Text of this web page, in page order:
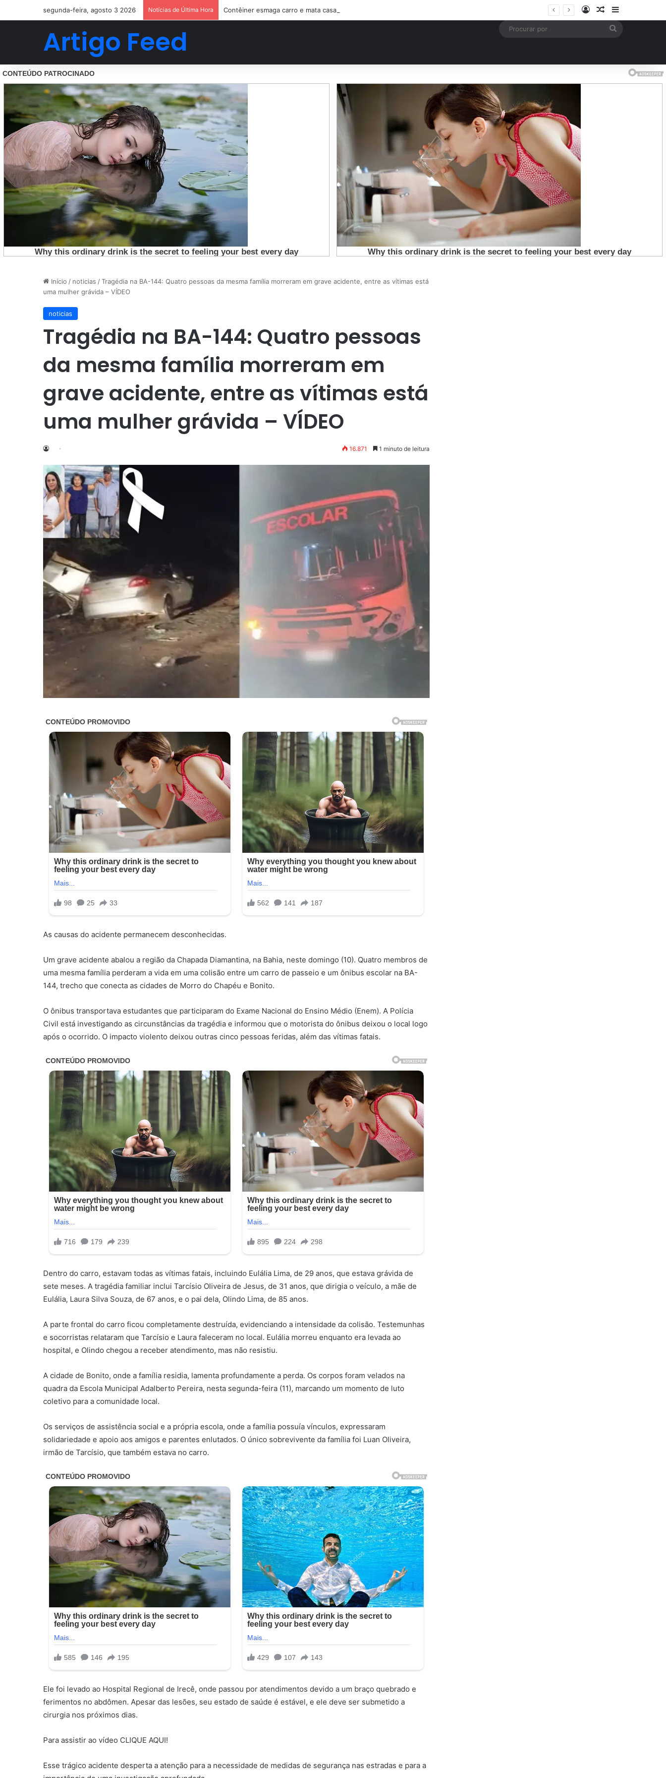
segunda-feira, agosto 3 2026 Notícias de Última Hora Contêiner esmaga carro e mata casal na BR-470; filho sobreviveu…Ver mais EntrarArtigo aleatório
Barra Lateral
Artigo Feed
Início / noticias /Tragédia na BA-144: Quatro pessoas da mesma família morreram em grave acidente, entre as vítimas está
uma mulher grávida – VÍDEO
noticias
Tragédia na BA-144: Quatro pessoas
da mesma família morreram em
grave acidente, entre as vítimas está
uma mulher grávida – VÍDEO
16.871 1 minuto de leitura
As causas do acidente permanecem desconhecidas.
Um grave acidente abalou a região da Chapada Diamantina, na Bahia, neste domingo (10). Quatro membros de
uma mesma família perderam a vida em uma colisão entre um carro de passeio e um ônibus escolar na BA-
144, trecho que conecta as cidades de Morro do Chapéu e Bonito.
O ônibus transportava estudantes que participaram do Exame Nacional do Ensino Médio (Enem). A Polícia
Civil está investigando as circunstâncias da tragédia e informou que o motorista do ônibus deixou o local logo
após o ocorrido. O impacto violento deixou outras cinco pessoas feridas, além das vítimas fatais.
Dentro do carro, estavam todas as vítimas fatais, incluindo Eulália Lima, de 29 anos, que estava grávida de
sete meses. A tragédia familiar inclui Tarcísio Oliveira de Jesus, de 31 anos, que dirigia o veículo, a mãe de
Eulália, Laura Silva Souza, de 67 anos, e o pai dela, Olindo Lima, de 85 anos.
A parte frontal do carro ficou completamente destruída, evidenciando a intensidade da colisão. Testemunhas
e socorristas relataram que Tarcísio e Laura faleceram no local. Eulália morreu enquanto era levada ao
hospital, e Olindo chegou a receber atendimento, mas não resistiu.
A cidade de Bonito, onde a família residia, lamenta profundamente a perda. Os corpos foram velados na
quadra da Escola Municipal Adalberto Pereira, nesta segunda-feira (11), marcando um momento de luto
coletivo para a comunidade local.
Os serviços de assistência social e a própria escola, onde a família possuía vínculos, expressaram
solidariedade e apoio aos amigos e parentes enlutados. O único sobrevivente da família foi Luan Oliveira,
irmão de Tarcísio, que também estava no carro.
Ele foi levado ao Hospital Regional de Irecê, onde passou por atendimentos devido a um braço quebrado e
ferimentos no abdômen. Apesar das lesões, seu estado de saúde é estável, e ele deve ser submetido a
cirurgia nos próximos dias.
Para assistir ao vídeo CLIQUE AQUI!
Esse trágico acidente desperta a atenção para a necessidade de medidas de segurança nas estradas e para a